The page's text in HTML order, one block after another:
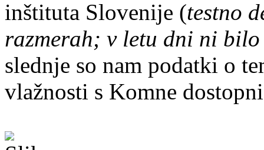
inštituta Slovenije (testno
razmerah; v letu dni ni
slednje so nam podatki o
vlažnosti s Komne